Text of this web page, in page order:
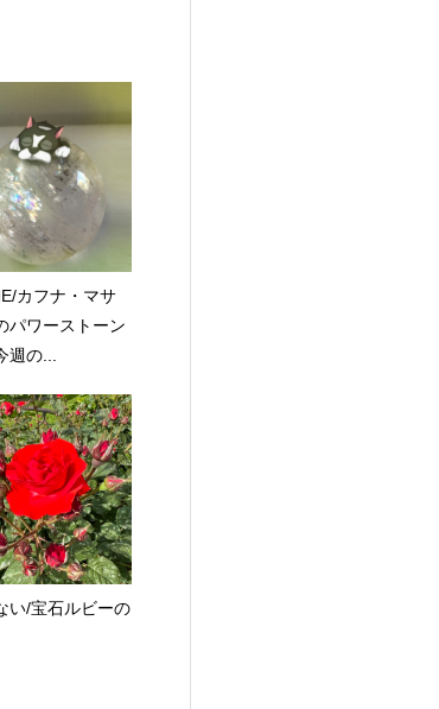
カフナ・マサ
パワーストーン
週の...
い/宝石ルビーの